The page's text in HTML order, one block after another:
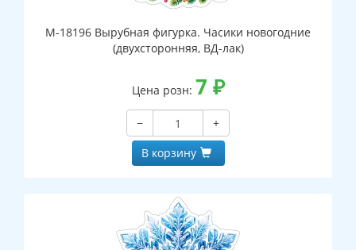
М-18196 Вырубная фигурка. Часики новогодние
(двухсторонняя, ВД-лак)
Цена розн: 7 ₽
−
+
В корзину